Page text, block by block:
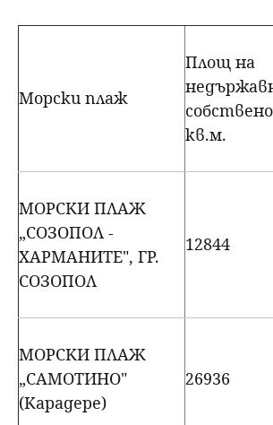
Морски плаж
Площ на
кв.м.
МОРСКИ ПЛАЖ
„СОЗОПОЛ -
ХАРМАНИТЕ", ГР.
СОЗОПОЛ
12844
МОРСКИ ПЛАЖ
„САМОТИНО"
(Карадере)
26936